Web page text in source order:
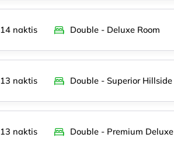
14 naktis Double - Deluxe Room
13 naktis Double - Superior Hillside
13 naktis Double - Premium Deluxe